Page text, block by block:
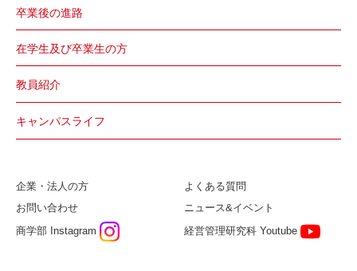
卒業後の進路
在学生及び卒業生の方
教員紹介
キャンパスライフ
企業・法人の方
よくある質問
お問い合わせ
ニュース&イベント
商学部 Instagram
経営管理研究科 Youtube